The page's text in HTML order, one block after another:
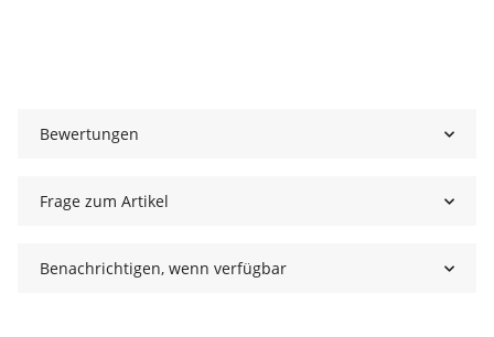
Bewertungen
Frage zum Artikel
Benachrichtigen, wenn verfügbar